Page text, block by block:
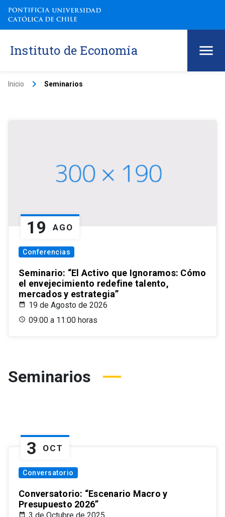
Instituto de Economía
Inicio keyboard_arrow_right Seminarios
19 AGO
Conferencias
Seminario: “El Activo que Ignoramos: Cómo
el envejecimiento redefine talento,
mercados y estrategia”
19 de Agosto de 2026
09:00 a 11:00 horas
Seminarios
3 OCT
Conversatorio
Conversatorio: “Escenario Macro y
Presupuesto 2026”